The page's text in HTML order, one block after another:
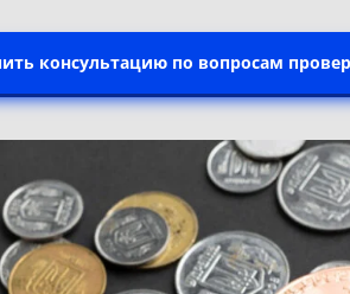
консультацию по вопросам